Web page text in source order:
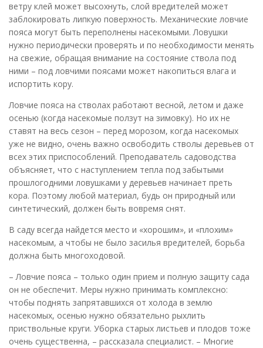
ветру клей может высохнуть, слой вредителей может
заблокировать липкую поверхность. Механические ловчие
пояса могут быть переполнены насекомыми. Ловушки
нужно периодически проверять и по необходимости менять
на свежие, обращая внимание на состояние ствола под
ними – под ловчими поясами может накопиться влага и
испортить кору.
Ловчие пояса на стволах работают весной, летом и даже
осенью (когда насекомые ползут на зимовку). Но их не
ставят на весь сезон – перед морозом, когда насекомых
уже не видно, очень важно освободить стволы деревьев от
всех этих приспособлений. Преподаватель садоводства
объясняет, что с наступлением тепла под забытыми
прошлогодними ловушками у деревьев начинает преть
кора. Поэтому любой материал, будь он природный или
синтетический, должен быть вовремя снят.
В саду всегда найдется место и «хорошим», и «плохим»
насекомым, а чтобы не было засилья вредителей, борьба
должна быть многоходовой.
– Ловчие пояса – только один прием и полную защиту сада
он не обеспечит. Меры нужно принимать комплексно:
чтобы поднять запрятавшихся от холода в землю
насекомых, осенью нужно обязательно рыхлить
приствольные круги. Уборка старых листьев и плодов тоже
очень существенна, – рассказала специалист. – Многие